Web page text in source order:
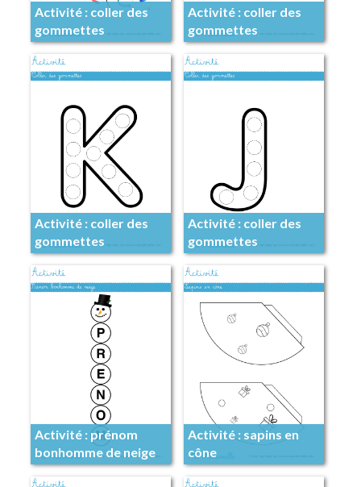
Activité : coller des
gommettes
Activité : coller des
gommettes
Activité : coller des
gommettes
Activité : coller des
gommettes
Activité : prénom
bonhomme de neige
Activité : sapins en
cône